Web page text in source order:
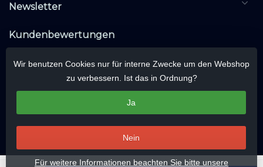
Newsletter
Kundenbewertungen
Wir benutzen Cookies nur für interne Zwecke um den Webshop
zu verbessern. Ist das in Ordnung?
Ja
Nein
Für weitere Informationen beachten Sie bitte unsere